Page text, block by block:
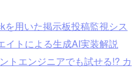
を用いた掲示板投稿監視シス
イトによる生成AI実装解説
トエンジニアでも試せる!? カ